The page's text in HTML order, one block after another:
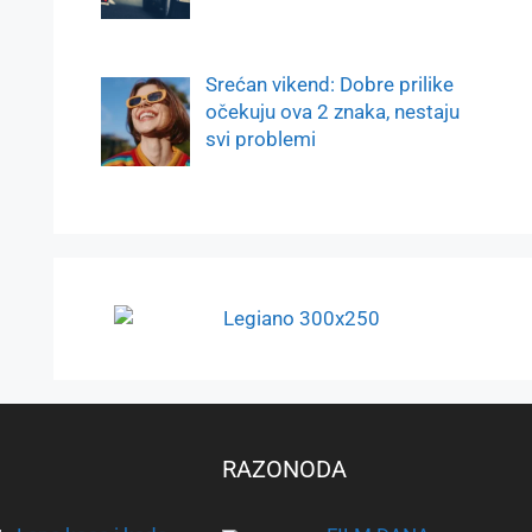
Srećan vikend: Dobre prilike
očekuju ova 2 znaka, nestaju
svi problemi
RAZONODA